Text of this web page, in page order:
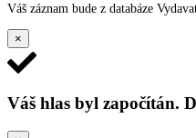
Váš záznam bude z databáze
×
Váš hlas byl započítán.